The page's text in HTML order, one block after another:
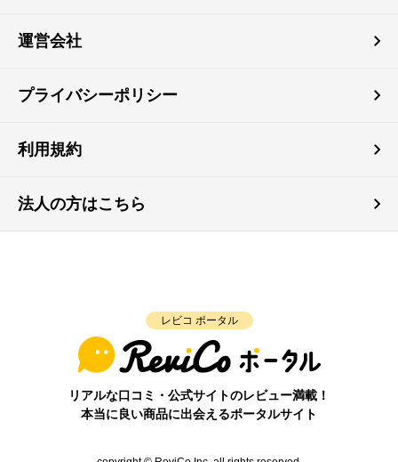
運営会社
プライバシーポリシー
利用規約
法人の方はこちら
レビコ ポータル
リアルな口コミ・公式サイトのレビュー満載！
本当に良い商品に出会えるポータルサイト